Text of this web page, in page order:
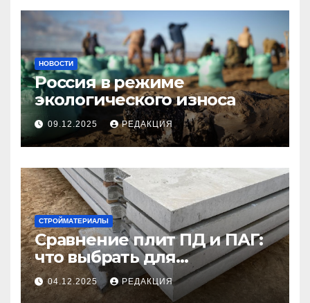
НОВОСТИ
Россия в режиме
экологического износа
09.12.2025 РЕДАКЦИЯ
СТРОЙМАТЕРИАЛЫ
Сравнение плит ПД и ПАГ:
что выбрать для
долговечного и прочного
покрытия
04.12.2025 РЕДАКЦИЯ